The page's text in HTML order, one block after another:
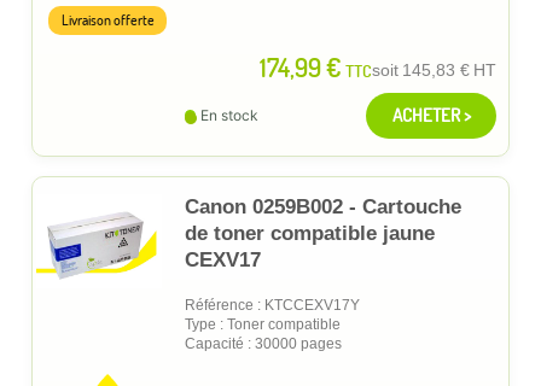
174,99 € TTCsoit 145,83 € HT
Livraison offerte
En stock ACHETER >
Canon 0259B002 - Cartouche
de toner compatible jaune
CEXV17
Référence : KTCCEXV17Y
Type : Toner compatible
Capacité : 30000 pages